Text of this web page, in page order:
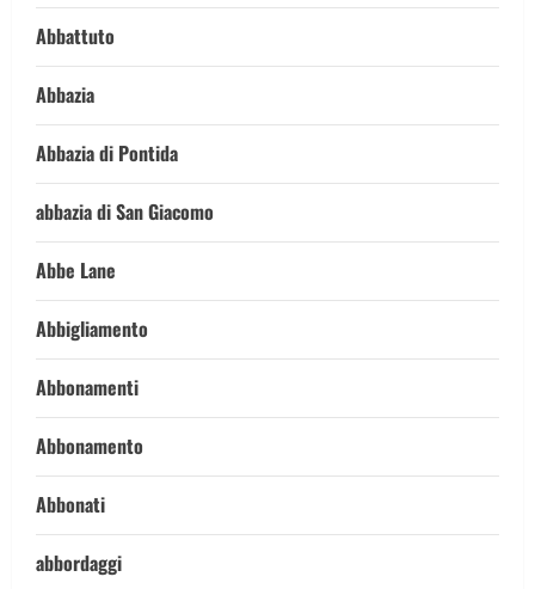
Abbattuto
Abbazia
Abbazia di Pontida
abbazia di San Giacomo
Abbe Lane
Abbigliamento
Abbonamenti
Abbonamento
Abbonati
abbordaggi